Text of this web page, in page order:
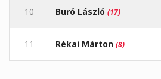
10 Buró László (17)
11 Rékai Márton (8)